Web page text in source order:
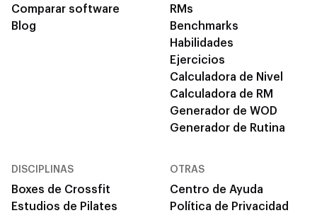
Comparar software
Blog
RMs
Benchmarks
Habilidades
Ejercicios
Calculadora de Nivel
Calculadora de RM
Generador de WOD
Generador de Rutina
DISCIPLINAS
Boxes de Crossfit
Estudios de Pilates
OTRAS
Centro de Ayuda
Política de Privacidad